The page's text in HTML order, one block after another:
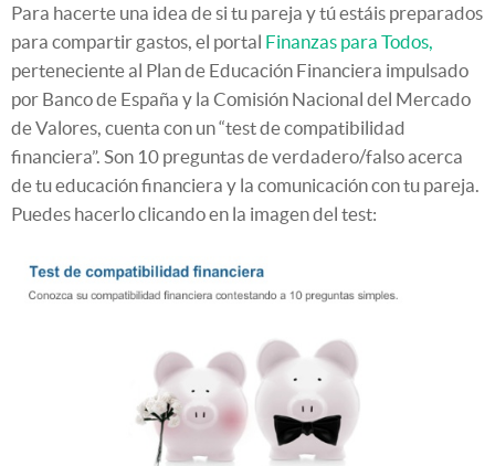
Para hacerte una idea de si tu pareja y tú estáis preparados
para compartir gastos, el portal Finanzas para Todos,
perteneciente al Plan de Educación Financiera impulsado
por Banco de España y la Comisión Nacional del Mercado
de Valores, cuenta con un “test de compatibilidad
financiera”. Son 10 preguntas de verdadero/falso acerca
de tu educación financiera y la comunicación con tu pareja.
Puedes hacerlo clicando en la imagen del test: